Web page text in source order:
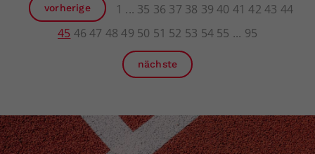
vorherige 1 35 36 37 38 39 40 41 42 43 44
45 46 47 48 49 50 51 52 53 54 55 95
nächste